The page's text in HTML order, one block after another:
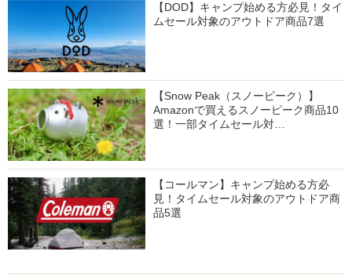
【DOD】キャンプ始める方必見！タイ
ムセール対象のアウトドア商品7選
【Snow Peak（スノーピーク）】
Amazonで買えるスノーピーク商品10
選！一部タイムセール対…
【コールマン】キャンプ始める方必
見！タイムセール対象のアウトドア商
品5選